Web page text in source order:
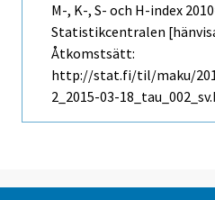
M-, K-, S- och H-index
Statistikcentralen
Åtkomstsätt:
http://stat.fi/til/maku/
2_2015-03-